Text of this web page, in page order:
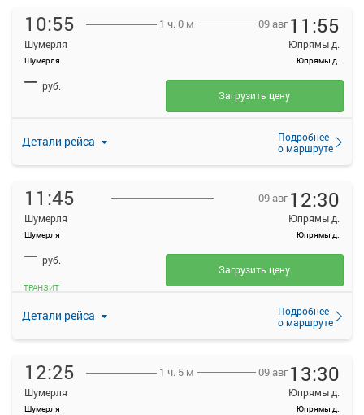
10:55
Шумерля
Шумерля
1 ч. 0 м 09 авг 11:55
Юпрямы д.
Юпрямы д.
Детали рейса
Подробнее
о маршруте
— руб.
Загрузить цену
11:45
Шумерля
Шумерля
09 авг 12:30
Юпрямы д.
Юпрямы д.
Детали рейса
Подробнее
о маршруте
— руб.
ТРАНЗИТ
Загрузить цену
12:25
Шумерля
Шумерля
1 ч. 5 м 09 авг 13:30
Юпрямы д.
Юпрямы д.